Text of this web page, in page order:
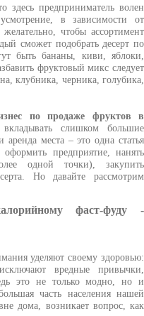
здесь предприниматель волен
в зависимости от
чтобы ассортимент
сможет подобрать десерт по
быть бананы, киви, яблоки,
фруктовый микс следует
клубника, черника, голубика,
по продаже фруктов в
слишком большие
аренда места – это одна статья
предприятие, нанять
одной точки), закупить
Но давайте рассмотрим
фаст-фуду -
уделяют своему здоровью:
вредные привычки,
это не только модно, но и
часть населения нашей
дома, возникает вопрос, как